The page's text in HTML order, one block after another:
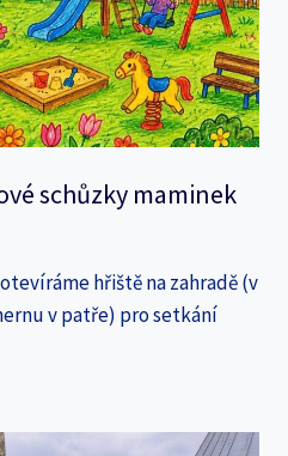
schůzky maminek
hřiště na zahradě (v
v patře) pro setkání